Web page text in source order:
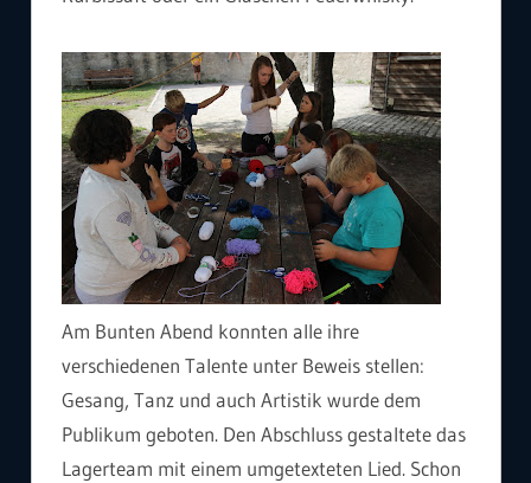
Am Bunten Abend konnten alle ihre
verschiedenen Talente unter Beweis stellen:
Gesang, Tanz und auch Artistik wurde dem
Publikum geboten. Den Abschluss gestaltete das
Lagerteam mit einem umgetexteten Lied. Schon